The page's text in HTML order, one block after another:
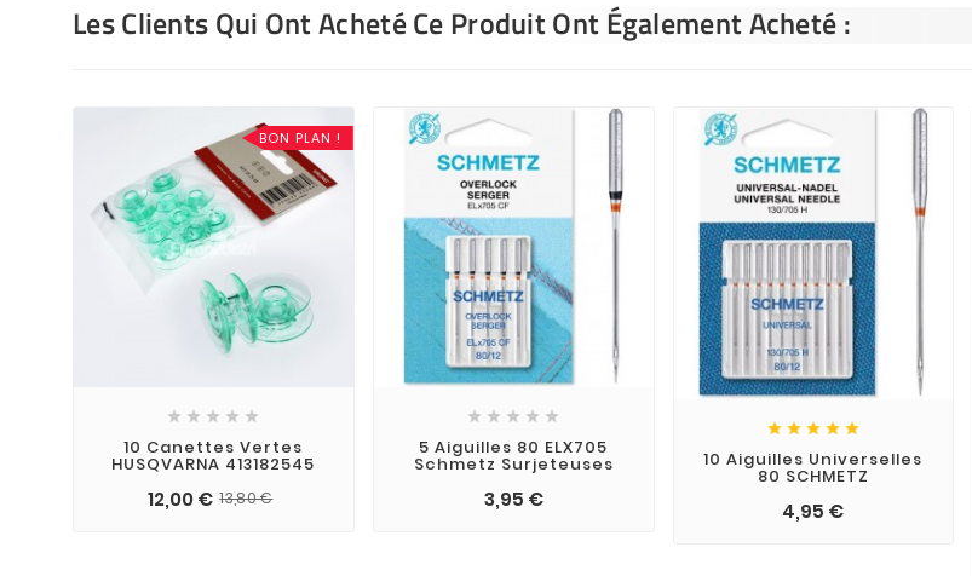
Les Clients Qui Ont Acheté Ce Produit Ont Également Acheté :
BON PLAN !
    
10 Canettes Vertes
HUSQVARNA 413182545
12,00 € 13,80 €
    
5 Aiguilles 80 ELX705
Schmetz Surjeteuses
3,95 €
    
10 Aiguilles Universelles
80 SCHMETZ
4,95 €